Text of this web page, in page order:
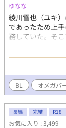
ゆなな
綾川雪也（ユキ
であったため上
務していた。そ
永瀬和真と出会
が全く効かなく
感じて狂おしく
ことがなかった
http://
BL オメガバ
長編 完結 R18
お気に入り : 3,499